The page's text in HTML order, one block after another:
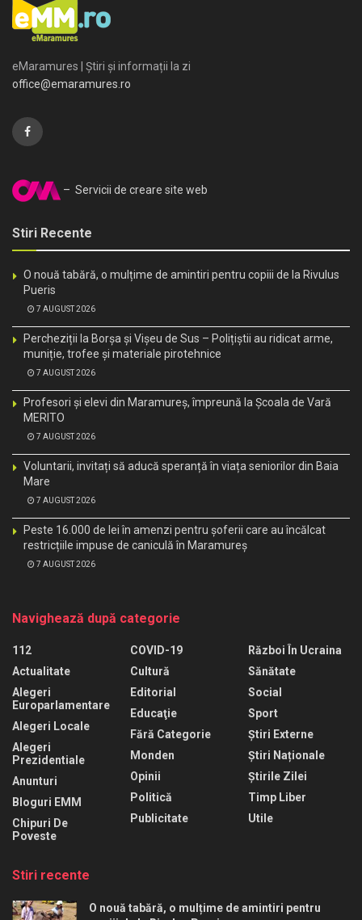
eMaramures | Știri și informații la zi
office@emaramures.ro
– Servicii de creare site web
Stiri Recente
O nouă tabără, o mulțime de amintiri pentru copiii de la Rivulus
Pueris
7 AUGUST 2026
Percheziții la Borșa și Vișeu de Sus – Polițiștii au ridicat arme,
muniție, trofee și materiale pirotehnice
7 AUGUST 2026
Profesori și elevi din Maramureș, împreună la Școala de Vară
MERITO
7 AUGUST 2026
Voluntarii, invitați să aducă speranță în viața seniorilor din Baia
Mare
7 AUGUST 2026
Peste 16.000 de lei în amenzi pentru șoferii care au încălcat
restricțiile impuse de caniculă în Maramureș
7 AUGUST 2026
Navighează după categorie
112
Actualitate
Alegeri
Europarlamentare
Alegeri Locale
Alegeri
Prezidentiale
Anunturi
Bloguri EMM
Chipuri De
Poveste
COVID-19
Cultură
Editorial
Educaţie
Fără Categorie
Monden
Opinii
Politică
Publicitate
Război În Ucraina
Sănătate
Social
Sport
Știri Externe
Știri Naționale
Știrile Zilei
Timp Liber
Utile
Stiri recente
O nouă tabără, o mulțime de amintiri pentru